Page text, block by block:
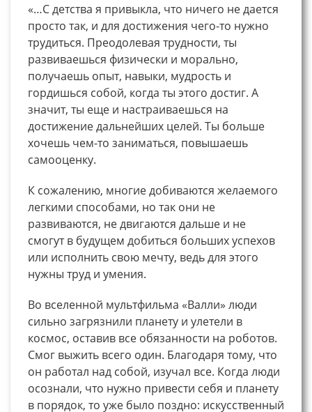
«…С детства я привыкла, что ничего не дается
просто так, и для достижения чего-то нужно
трудиться. Преодолевая трудности, ты
развиваешься физически и морально,
получаешь опыт, навыки, мудрость и
гордишься собой, когда ты этого достиг. А
значит, ты еще и настраиваешься на
достижение дальнейших целей. Ты больше
хочешь чем-то заниматься, повышаешь
самооценку.
К сожалению, многие добиваются желаемого
легкими способами, но так они не
развиваются, не двигаются дальше и не
смогут в будущем добиться больших успехов
или исполнить свою мечту, ведь для этого
нужны труд и умения.
Во вселенной мультфильма «Валли» люди
сильно загрязнили планету и улетели в
космос, оставив все обязанности на роботов.
Смог выжить всего один. Благодаря тому, что
он работал над собой, изучал все. Когда люди
осознали, что нужно привести себя и планету
в порядок, то уже было поздно: искусственный